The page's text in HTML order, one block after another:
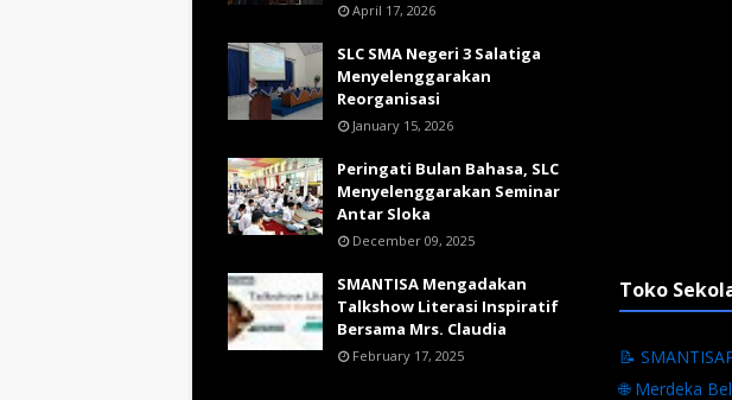
April 17, 2026
SLC SMA Negeri 3 Salatiga
Menyelenggarakan
Reorganisasi
January 15, 2026
Peringati Bulan Bahasa, SLC
Menyelenggarakan Seminar
Antar Sloka
December 09, 2025
SMANTISA Mengadakan
Talkshow Literasi Inspiratif
Bersama Mrs. Claudia
February 17, 2025
Toko
📝
🌐 Merdeka